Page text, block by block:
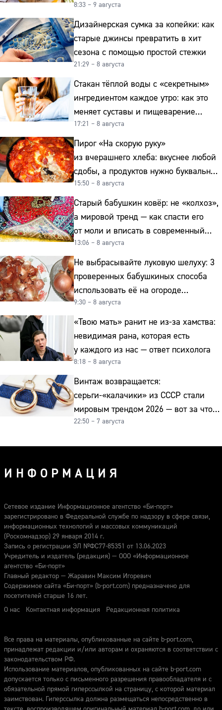
к картошке
8:33 – 9 августа
Дизайнерская сумка за копейки: как
старые джинсы превратить в хит
сезона с помощью простой стежки
21:29 – 8 августа
Стакан тёплой воды с «секретным»
ингредиентом каждое утро: как это
меняет суставы и пищеварение
после 50
17:21 – 8 августа
Пирог «На скорую руку»
из вчерашнего хлеба: вкуснее любой
сдобы, а продуктов нужно буквально
копейки
15:50 – 8 августа
Старый бабушкин ковёр: не «колхоз»,
а мировой тренд — как спасти его
от моли и вписать в современный
интерьер
13:06 – 8 августа
Не выбрасывайте луковую шелуху: 3
проверенных бабушкиных способа
использовать её на огороде
и для здоровья этой зимой
9:30 – 8 августа
«Твою мать» ранит не из-за хамства:
невидимая рана, которая есть
у каждого из нас — ответ психолога
8:18 – 8 августа
Винтаж возвращается:
серьги-«калачики» из СССР стали
мировым трендом 2026 — вот за что
их ценят ювелиры
22:50 – 7 августа
ИНФОРМАЦИЯ
Сетевое издание Информационное агентство «Би-порт»
зарегистрировано в Федеральной службе по надзору в сфере связи,
информационных технологий и массовых коммуникаций
(Роскомнадзор) 29 января 2014 г.
Запись о регистрации ЭЛ №ФС77-85351 от 13.06.2023
Учредитель и издатель (редакция) — ООО «Информационное
агентство «Би-порт»
Главный редактор — Жаравин Максим Игоревич
Содержимое сайта «Би-порт» (b-port.com) предназначено для
посетителей старше 16 лет.
О нас
Контактная информация Редакционная политика
Все права на материалы, опубликованные на сайте b-port.com,
принадлежат редакции и/или авторам и охраняются в соответствии с
законодательством РФ.
Использование материалов, опубликованных на сайте b-port.com
допускается только с письменного разрешения правообладателя и с
обязательной прямой гиперссылкой на страницу, с которой материал
заимствован. Гиперссылка должна размещаться непосредственно в